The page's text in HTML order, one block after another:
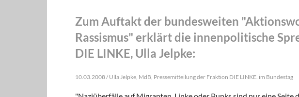
Zum Auftakt der bundesweiten
Rassismus" erklärt die innenpolitische
DIE LINKE, Ulla Jelpke:
10.03.2008 / Ulla Jelpke, MdB, Pressemitteilung der Fraktion DIE LINKE. im Bundestag